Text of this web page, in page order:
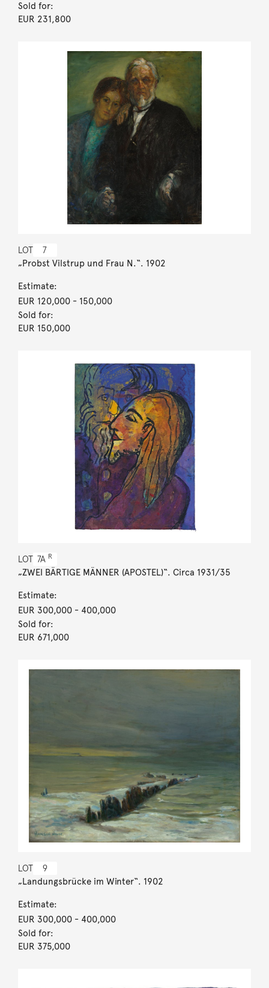
Sold for:
EUR 231,800
LOT 7
„Probst Vilstrup und Frau N.“. 1902
Estimate:
EUR 120,000- 150,000
Sold for:
EUR 150,000
LOT 7A R
„ZWEI BÄRTIGE MÄNNER (APOSTEL)“. Circa 1931/35
Estimate:
EUR 300,000- 400,000
Sold for:
EUR 671,000
LOT 9
„Landungsbrücke im Winter“. 1902
Estimate:
EUR 300,000- 400,000
Sold for:
EUR 375,000